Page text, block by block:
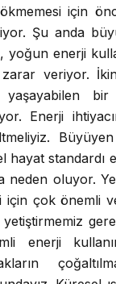
için
Şu anda
enerji
veriyor.
bir
Enerji
hayat standardı
neden oluyor.
için çok önemli
enerji